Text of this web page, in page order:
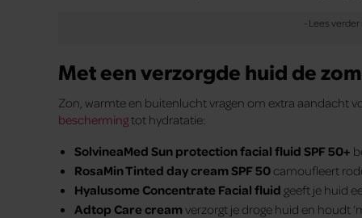
Met een verzorgde huid de
Zon, warmte en buitenlucht vragen om extra aandacht
bescherming tot hydratatie:
SolvineaMed Sun protection facial fluid SPF 50+
RosaMin Tinted day cream SPF 50 camoufleert
Hyalusome Concentrate Facial fluid geeft je huid
Adtop Care creamverzorgt je droge huid en houdt